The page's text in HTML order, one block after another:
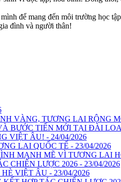
để mang đến môi trường học
đình và người thân!
VÀNG, TƯƠNG LAI RỘNG
BƯỚC TIẾN MỚI TẠI ĐÀI
VIỆT ÂU! - 24/04/2026
LAI QUỐC TẾ - 23/04/2026
MẠNH MẼ VÌ TƯƠNG LAI
CHIẾN LƯỢC 2026 - 23/04/2026
VIỆT ÂU - 23/04/2026